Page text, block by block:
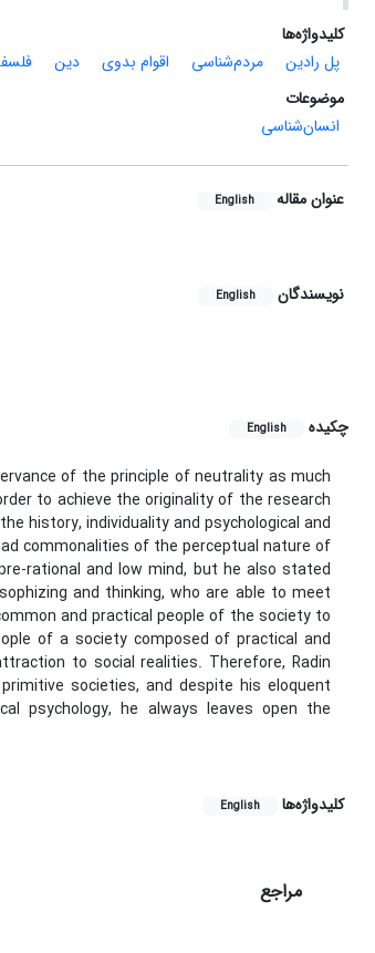
کلیدواژه‌ها
پل رادین
مردم‌شناسی اقوام بدوی دین
موضوعات
انسان‌شناسی
عنوان مقاله English
نویسندگان English
چکیده
English
of the principle of neutrality as much
to achieve the originality of the research
history, individuality and psychological and
commonalities of the perceptual nature of
rational and low mind, but he also stated
and thinking, who are able to meet
and practical people of the society to
of a society composed of practical and
to social realities. Therefore, Radin
societies, and despite his eloquent
psychology, he always leaves open the
کلیدواژه‌ها English
مراجع